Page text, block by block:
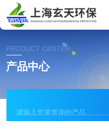
PRODUCT CENTER
产品中心